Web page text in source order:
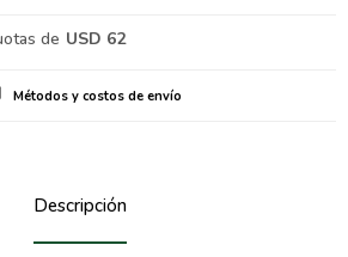
de USD 62
Métodos y costos de envío
Descripción